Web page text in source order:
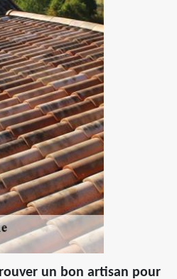
un bon artisan pour